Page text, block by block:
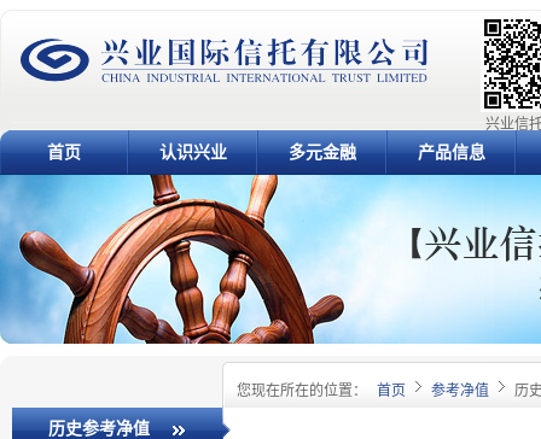
兴业信
首页 认识兴业 多元金融 产品信息
您现在所在的位置： 首页 参考净值 历
历史参考净值